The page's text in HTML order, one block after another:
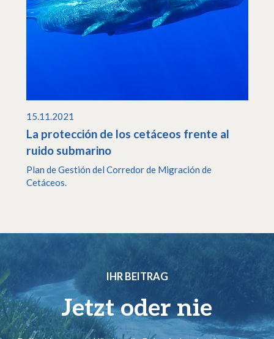
15.11.2021
La protección de los cetáceos frente al
ruido submarino
Plan de Gestión del Corredor de Migración de
Cetáceos.
IHR BEITRAG
Jetzt oder nie